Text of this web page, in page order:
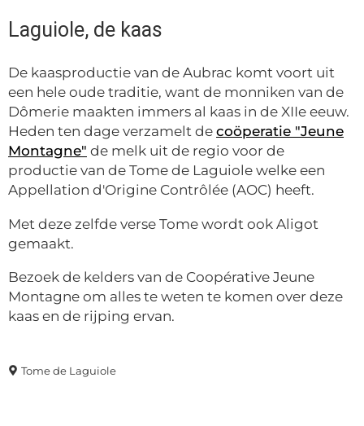
Tome de Laguiole
Laguiole, de kaas
De kaasproductie van de Aubrac komt voort uit
een hele oude traditie, want de monniken van de
Dômerie maakten immers al kaas in de XIIe eeuw.
Heden ten dage verzamelt de coöperatie "Jeune
Montagne" de melk uit de regio voor de
productie van de Tome de Laguiole welke een
Appellation d'Origine Contrôlée (AOC) heeft.
Met deze zelfde verse Tome wordt ook Aligot
gemaakt.
Bezoek de kelders van de Coopérative Jeune
Montagne om alles te weten te komen over deze
kaas en de rijping ervan.